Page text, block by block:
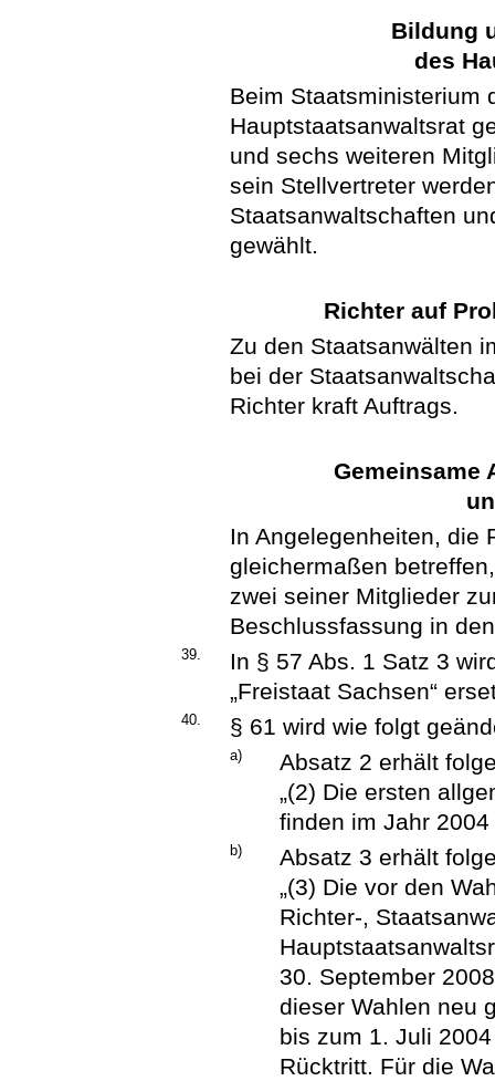
Bildung
des
Beim Staatsministerium
Hauptstaatsanwaltsrat
und sechs weiteren
sein Stellvertreter
Staatsanwaltschaften
gewählt.
Richter auf
Zu den Staatsanwälten
bei der
Richter kraft Auftrags.
Gemeinsame
In Angelegenheiten, die
gleichermaßen
zwei seiner Mitglieder
Beschlussfassung in
39.
In § 57 Abs. 1 Satz 3
„Freistaat Sachsen“
40. § 61 wird wie folgt
a)
Absatz 2 erhält
„(2) Die ersten
finden im Jahr 2004
b)
Absatz 3 erhält
„(3) Die vor den
Richter-,
30. September
dieser Wahlen neu
bis zum 1. Juli
Rücktritt. Für die